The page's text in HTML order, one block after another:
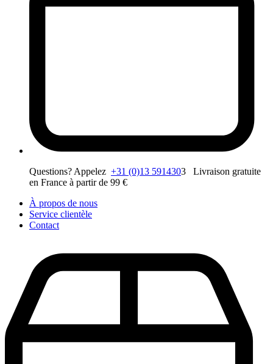
Questions? Appelez +31 (0)13 5914303 Livraison gratuite
en France à partir de 99 €
À propos de nous
Service clientèle
Contact